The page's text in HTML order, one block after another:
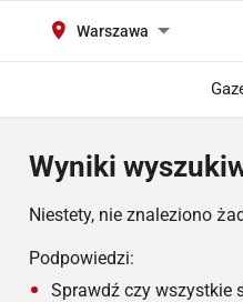
Warszawa
Wyniki
Niestety, nie znaleziono
Podpowiedzi:
Sprawdź czy wszystkie